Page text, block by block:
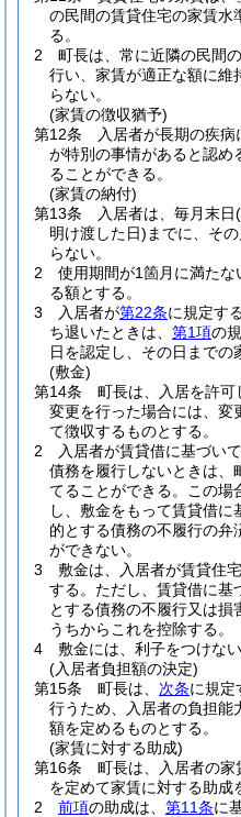
の民間の賃貸住宅の家賃水
る。
2
町長は、常に近隣の民間
行い、家賃が適正な額に維
らない。
(家賃の徴収猶予)
第12条
入居者が長期の疾
が特別の事情があると認め
ることができる。
(家賃の納付)
第13条
入居者は、毎月末日
明け渡した日) までに、そ
らない。
2
使用期間が1箇月に満たな
る額とする。
3
入居者が第22条に規定す
ち退いたときは、 第1項の
日を認定し、その日までの
(敷金)
第14条
町長は、入居を許
変更を行った場合には、変
て徴収するものとする。
2
入居者が賃貸借に基づい
債務を履行しないときは、
てることができる。
この場
し、敷金をもって賃貸借に
的とする債務の不履行の弁
ができない。
3
敷金は、入居者が賃貸住
する。 ただし、賃貸借に基
とする債務の不履行又は
うちからこれを控除する。
4
敷金には、利子をつけない
(入居者負担額の決定)
第15条
町長は、 次条に規定
行うため、入居者の負担能
額を定めるものとする。
(家賃に対する助成)
第16条
町長は、入居者の家
を定めて家賃に対する助成
2
前項の助成は、 第11条に